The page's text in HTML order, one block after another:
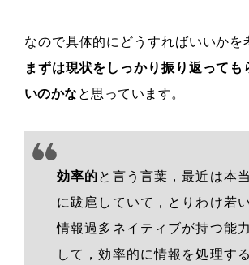
なので具体的にどうすればいいかを
まずは現状をしっかり振り返っても
いのかなと思っています。
効率的と言う言葉，最近は本
に跋扈していて，とりわけ若
情報過多ネイティブが持つ能
して，効率的に情報を処理す